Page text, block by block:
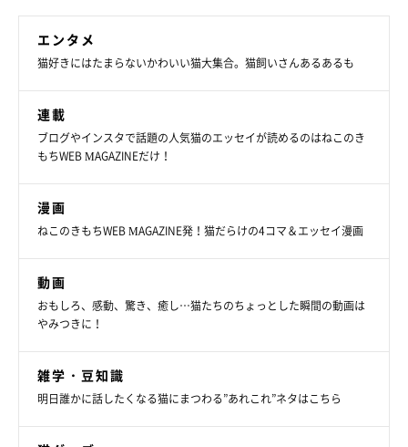
エンタメ
猫好きにはたまらないかわいい猫大集合。猫飼いさんあるあるも
連載
ブログやインスタで話題の人気猫のエッセイが読めるのはねこのき
もちWEB MAGAZINEだけ！
漫画
ねこのきもちWEB MAGAZINE発！猫だらけの4コマ＆エッセイ漫画
動画
おもしろ、感動、驚き、癒し…猫たちのちょっとした瞬間の動画は
やみつきに！
雑学・豆知識
明日誰かに話したくなる猫にまつわる”あれこれ”ネタはこちら